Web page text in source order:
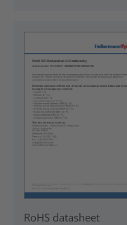
RoHS datasheet